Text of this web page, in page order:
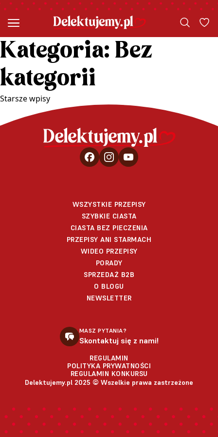
Kategoria: Bez
kategorii
Nawigacja
wpisach
Starsze wpisy
WSZYSTKIE PRZEPISY
SZYBKIE CIASTA
CIASTA BEZ PIECZENIA
PRZEPISY ANI STARMACH
WIDEO PRZEPISY
PORADY
SPRZEDAŻ B2B
O BLOGU
NEWSLETTER
MASZ PYTANIA?
Skontaktuj się z nami!
REGULAMIN
POLITYKA PRYWATNOŚCI
REGULAMIN KONKURSU
Delektujemy.pl 2025 © Wszelkie prawa zastrzeżone